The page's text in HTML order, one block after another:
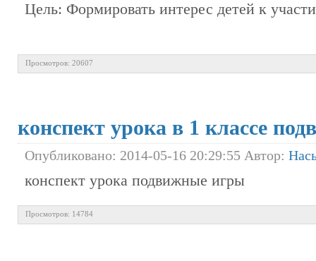
Цель: Формировать интерес детей к
Просмотров: 20607
конспект урока в 1 классе
Опубликовано: 2014-05-16 20:29:55 Автор:
конспект урока подвижные игры
Просмотров: 14784